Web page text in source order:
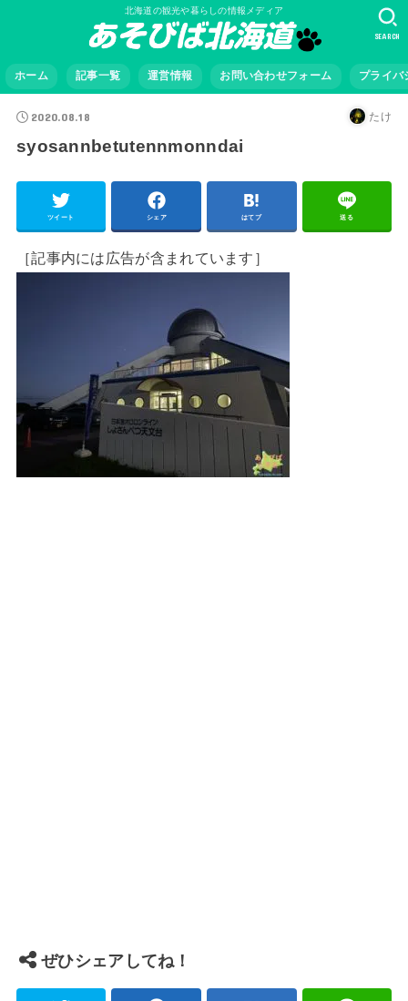
北海道の観光や暮らしの情報メディア
ホーム 記事一覧 運営情報 お問い合わせフォーム プライバ
SEARCH
2020.08.18 たけ
syosannbetutennmonndai
ツイート シェア はてブ 送る
［記事内には広告が含まれています］
ぜひシェアしてね！